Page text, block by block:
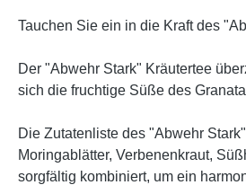
Tauchen Sie ein in die Kraft des
Der "Abwehr Stark" Kräutertee
sich die fruchtige Süße des
Die Zutatenliste des "Abwehr
Moringablätter, Verbenenkraut,
sorgfältig kombiniert, um ein